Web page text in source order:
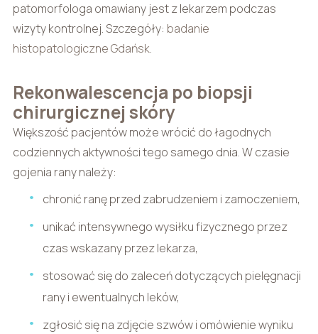
patomorfologa omawiany jest z lekarzem podczas
wizyty kontrolnej. Szczegóły: badanie
histopatologiczne Gdańsk.
Rekonwalescencja po biopsji
chirurgicznej skóry
Większość pacjentów może wrócić do łagodnych
codziennych aktywności tego samego dnia. W czasie
gojenia rany należy:
chronić ranę przed zabrudzeniem i zamoczeniem,
unikać intensywnego wysiłku fizycznego przez
czas wskazany przez lekarza,
stosować się do zaleceń dotyczących pielęgnacji
rany i ewentualnych leków,
zgłosić się na zdjęcie szwów i omówienie wyniku